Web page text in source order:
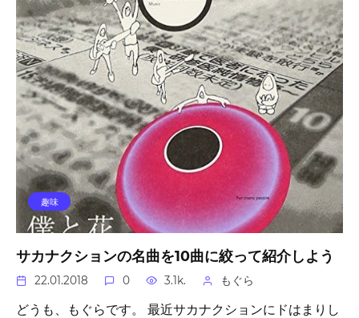
趣味
サカナクションの名曲を10曲に絞って紹介しよう
22.01.2018 0 3.1k. もぐら
どうも、もぐらです。 最近サカナクションにドはまりし